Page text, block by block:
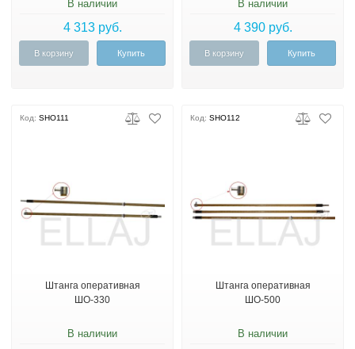
В наличии
4 313 руб.
В корзину Купить
В наличии
4 390 руб.
В корзину Купить
Код: SHO111
Штанга оперативная
ШО-330
В наличии
Код: SHO112
Штанга оперативная
ШО-500
В наличии